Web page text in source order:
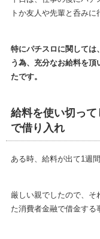
トか友人や先輩と呑みに
特にパチスロに関しては
う為、充分なお給料を
たです。
給料を使い切っ
で借り入れ
ある時、給料が出て1週
厳しい親でしたので、そ
た消費者金融で借金する